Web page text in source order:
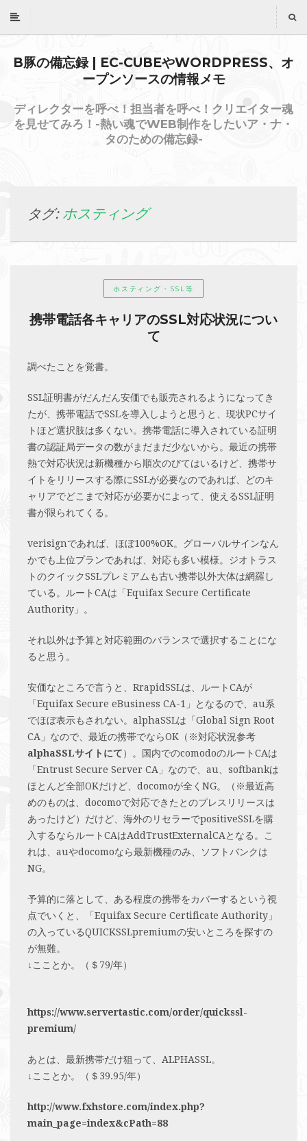
B豚の備忘録 | EC-CUBEやWORDPRESS、オ
ープンソースの情報メモ
ディレクターを呼べ！担当者を呼べ！クリエイター魂
を見せてみろ！-熱い魂でWEB制作をしたいア・ナ・
タのための備忘録-
タグ: ホスティング
ホスティング・SSL等
携帯電話各キャリアのSSL対応状況につい
て
調べたことを覚書。
SSL証明書がだんだん安価でも販売されるようになってき
たが、携帯電話でSSLを導入しようと思うと、現状PCサイ
トほど選択肢は多くない。携帯電話に導入されている証明
書の認証局データの数がまだまだ少ないから。最近の携帯
熱で対応状況は新機種から順次のびてはいるけど、携帯サ
イトをリリースする際にSSLが必要なのであれば、どのキ
ャリアでどこまで対応が必要かによって、使えるSSL証明
書が限られてくる。
verisignであれば、ほぼ100%OK。グローバルサインなん
かでも上位プランであれば、対応も多い模様。ジオトラス
トのクイックSSLプレミアムも古い携帯以外大体は網羅し
ている。ルートCAは「Equifax Secure Certificate
Authority」。
それ以外は予算と対応範囲のバランスで選択することにな
ると思う。
安価なところで言うと、RrapidSSLは、ルートCAが
「Equifax Secure eBusiness CA-1」となるので、au系
でほぼ表示もされない。alphaSSLは「Global Sign Root
CA」なので、最近の携帯でならOK（※対応状況参考
alphaSSLサイトにて）。国内でのcomodoのルートCAは
「Entrust Secure Server CA」なので、au、softbankは
ほとんど全部OKだけど、docomoが全くNG。（※最近高
めのものは、docomoで対応できたとのプレスリリースは
あったけど）だけど、海外のリセラーでpositiveSSLを購
入するならルートCAはAddTrustExternalCAとなる。こ
れは、auやdocomoなら最新機種のみ、ソフトバンクは
NG。
予算的に落として、ある程度の携帯をカバーするという視
点でいくと、「Equifax Secure Certificate Authority」
の入っているQUICKSSLpremiumの安いところを探すの
が無難。
↓こことか。（＄79/年）
https://www.servertastic.com/order/quickssl-
premium/
あとは、最新携帯だけ狙って、ALPHASSL。
↓こことか。（＄39.95/年）
http://www.fxhstore.com/index.php?
main_page=index&cPath=88